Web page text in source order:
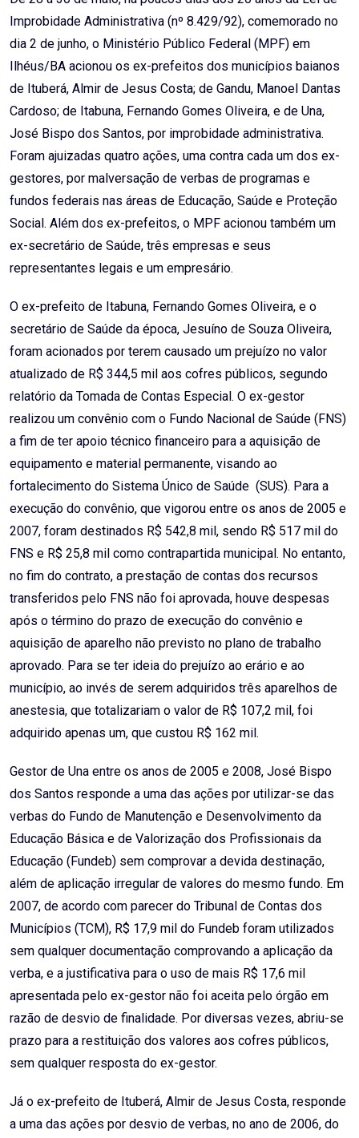
Improbidade Administrativa (nº 8.429/92), comemorado no
dia 2 de junho, o Ministério Público Federal (MPF) em
Ilhéus/BA acionou os ex-prefeitos dos municípios baianos
de Ituberá, Almir de Jesus Costa; de Gandu, Manoel Dantas
Cardoso; de Itabuna, Fernando Gomes Oliveira, e de Una,
José Bispo dos Santos, por improbidade administrativa.
Foram ajuizadas quatro ações, uma contra cada um dos ex-
gestores, por malversação de verbas de programas e
fundos federais nas áreas de Educação, Saúde e Proteção
Social. Além dos ex-prefeitos, o MPF acionou também um
ex-secretário de Saúde, três empresas e seus
representantes legais e um empresário.
O ex-prefeito de Itabuna, Fernando Gomes Oliveira, e o
secretário de Saúde da época, Jesuíno de Souza Oliveira,
foram acionados por terem causado um prejuízo no valor
atualizado de R$ 344,5 mil aos cofres públicos, segundo
relatório da Tomada de Contas Especial. O ex-gestor
realizou um convênio com o Fundo Nacional de Saúde (FNS)
a fim de ter apoio técnico financeiro para a aquisição de
equipamento e material permanente, visando ao
fortalecimento do Sistema Único de Saúde (SUS). Para a
execução do convênio, que vigorou entre os anos de 2005 e
2007, foram destinados R$ 542,8 mil, sendo R$ 517 mil do
FNS e R$ 25,8 mil como contrapartida municipal. No entanto,
no fim do contrato, a prestação de contas dos recursos
transferidos pelo FNS não foi aprovada, houve despesas
após o término do prazo de execução do convênio e
aquisição de aparelho não previsto no plano de trabalho
aprovado. Para se ter ideia do prejuízo ao erário e ao
município, ao invés de serem adquiridos três aparelhos de
anestesia, que totalizariam o valor de R$ 107,2 mil, foi
adquirido apenas um, que custou R$ 162 mil.
Gestor de Una entre os anos de 2005 e 2008, José Bispo
dos Santos responde a uma das ações por utilizar-se das
verbas do Fundo de Manutenção e Desenvolvimento da
Educação Básica e de Valorização dos Profissionais da
Educação (Fundeb) sem comprovar a devida destinação,
além de aplicação irregular de valores do mesmo fundo. Em
2007, de acordo com parecer do Tribunal de Contas dos
Municípios (TCM), R$ 17,9 mil do Fundeb foram utilizados
sem qualquer documentação comprovando a aplicação da
verba, e a justificativa para o uso de mais R$ 17,6 mil
apresentada pelo ex-gestor não foi aceita pelo órgão em
razão de desvio de finalidade. Por diversas vezes, abriu-se
prazo para a restituição dos valores aos cofres públicos,
sem qualquer resposta do ex-gestor.
Já o ex-prefeito de Ituberá, Almir de Jesus Costa, responde
a uma das ações por desvio de verbas, no ano de 2006, do